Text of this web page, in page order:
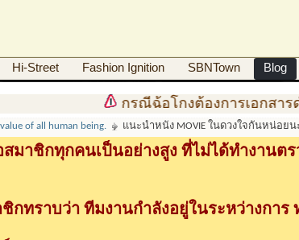
Hi-Street Fashion Ignition SBNTown Blog
กรณีฉ้อโกงต้องการเอกสารดำ
of all human being. แนะนำหนัง MOVIE ในดวงใจกันหน่อยน
มาชิกทุกคนเป็นอย่างสูง ที่ไม่ได้ทำงานตรว
กทราบว่า ทีมงานกำลังอยู่ในระหว่างการ